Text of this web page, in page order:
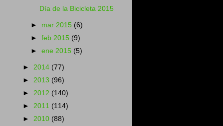
Día de la Bicicleta 2015
► mar 2015 (6)
►feb 2015 (9)
►ene 2015 (5)
► 2014 (77)
► 2013 (96)
► 2012 (140)
► 2011 (114)
► 2010 (88)